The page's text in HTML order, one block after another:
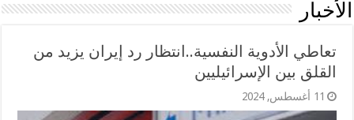
الأخبار
تعاطي الأدوية النفسية..انتظار رد إيران يزيد من
القلق بين الإسرائيليين
11 أغسطس, 2024